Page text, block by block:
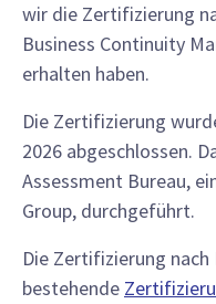
wir die Zertifizierung
Business Continuity
erhalten haben.
Die Zertifizierung
2026 abgeschlossen.
Assessment Bureau,
Group, durchgeführt.
Die Zertifizierung nach
bestehende